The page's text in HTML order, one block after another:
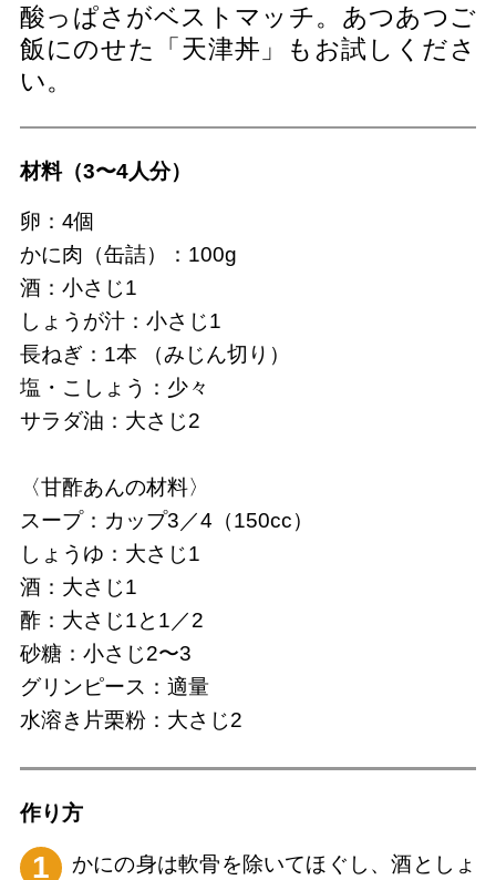
酸っぱさがベストマッチ。あつあつご
飯にのせた「天津丼」もお試しくださ
い。
材料（3〜4人分）
卵：4個
かに肉（缶詰）：100g
酒：小さじ1
しょうが汁：小さじ1
長ねぎ：1本 （みじん切り）
塩・こしょう：少々
サラダ油：大さじ2
〈甘酢あんの材料〉
スープ：カップ3／4（150cc）
しょうゆ：大さじ1
酒：大さじ1
酢：大さじ1と1／2
砂糖：小さじ2〜3
グリンピース：適量
水溶き片栗粉：大さじ2
作り⽅
1
かにの身は軟骨を除いてほぐし、酒としょ